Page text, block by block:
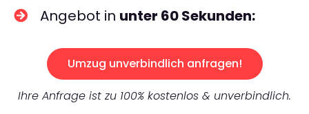
Angebot in unter 60 Sekunden:
Umzug unverbindlich anfragen!
Ihre Anfrage ist zu 100% kostenlos & unverbindlich.